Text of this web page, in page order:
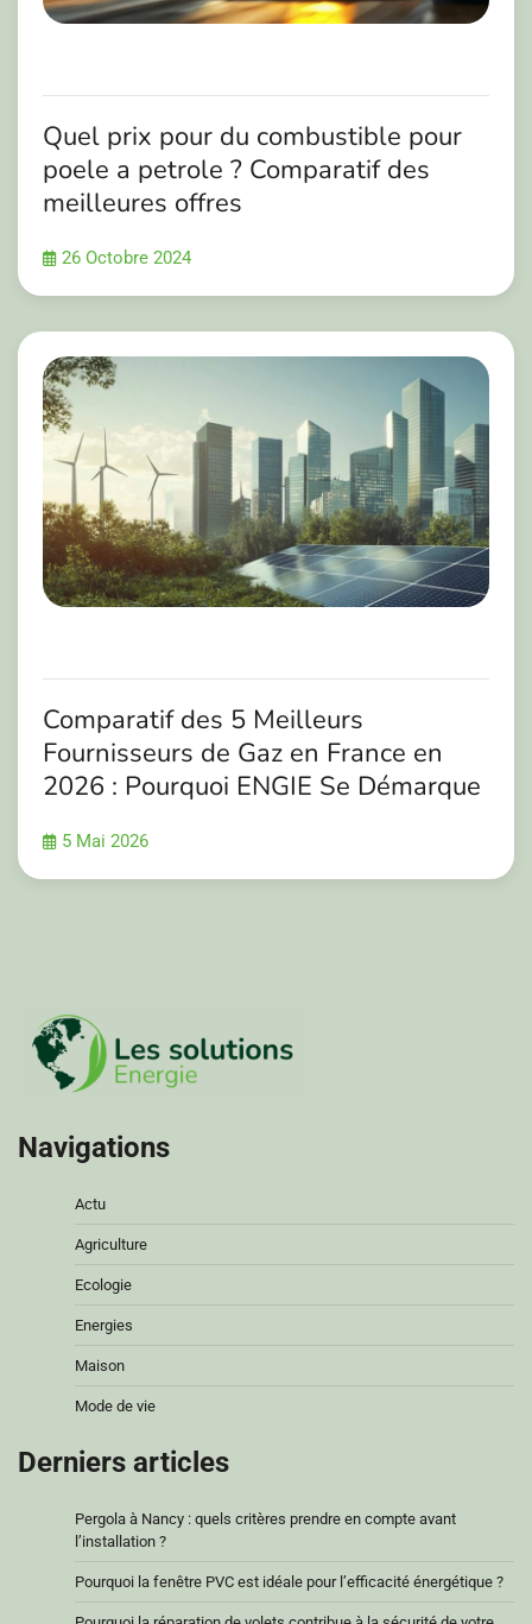
Quel prix pour du combustible pour
poele a petrole ? Comparatif des
meilleures offres
26 Octobre 2024
Comparatif des 5 Meilleurs
Fournisseurs de Gaz en France en
2026 : Pourquoi ENGIE Se Démarque
5 Mai 2026
Navigations
Actu
Agriculture
Ecologie
Energies
Maison
Mode de vie
Derniers articles
Pergola à Nancy : quels critères prendre en compte avant
l’installation ?
Pourquoi la fenêtre PVC est idéale pour l’efficacité énergétique ?